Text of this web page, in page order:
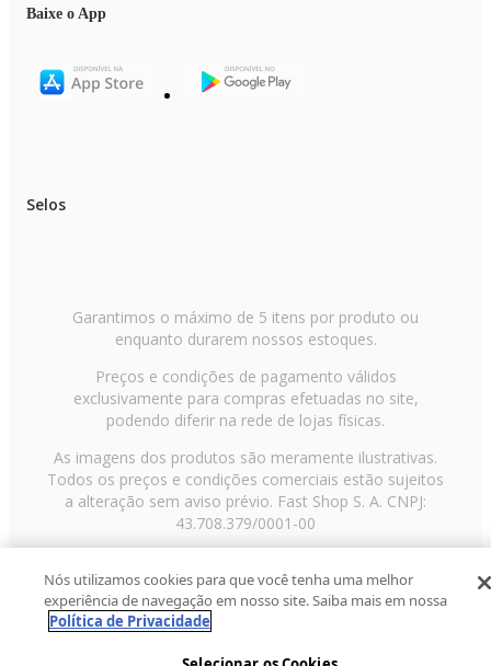
Baixe o App
Selos
Garantimos o máximo de 5 itens por produto ou
enquanto durarem nossos estoques.
Preços e condições de pagamento válidos
exclusivamente para compras efetuadas no site,
podendo diferir na rede de lojas físicas.
As imagens dos produtos são meramente ilustrativas.
Todos os preços e condições comerciais estão sujeitos
a alteração sem aviso prévio. Fast Shop S. A. CNPJ:
43.708.379/0001-00
Paulo/SP, CEP 02029-001, Telefone: 11 3003-3728 ©
2013 Fast Shop - Todos os direitos reservadosRF
Nós utilizamos cookies para que você tenha uma melhor
experiência de navegação em nosso site. Saiba mais em nossa
Política de Privacidade